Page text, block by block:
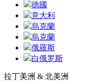
德國
意大利
烏克蘭
烏克蘭
俄羅斯
白俄罗斯
拉丁美洲 & 北美洲